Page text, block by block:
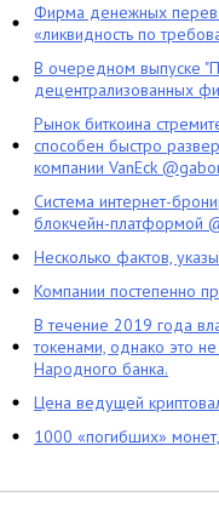
Фирма денежных
«ликвидность по
В очередном выпуске
децентрализованных
Рынок биткоина
способен быстро
компании VanEck
Система интернет-
блокчейн-платформой
Несколько фактов,
Компании постепенно
В течение 2019 года
токенами, однако это
Народного банка.
Цена ведущей
1000 «погибших»